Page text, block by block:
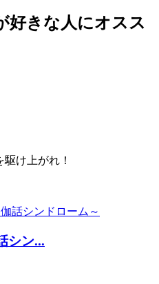
好きな人にオスス
け上がれ！
シン...